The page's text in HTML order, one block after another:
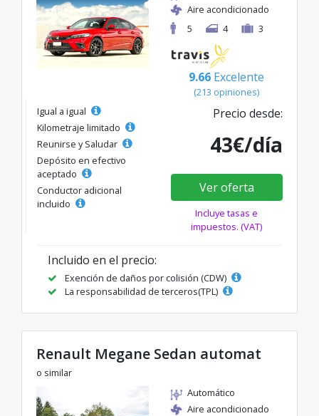
Aire acondicionado
5
4 3
9.66 Excelente
(213 opiniones)
Igual a igual
Kilometraje limitado
Reunirse y Saludar
Depósito en efectivo
aceptado
Conductor adicional
incluido
Precio desde:
43€/día
Ver oferta
Incluye tasas e
impuestos. (VAT)
Incluido en el precio:
Exención de daños por colisión (CDW)
La responsabilidad de terceros(TPL)
Renault Megane Sedan automat
o similar
Automático
Aire acondicionado